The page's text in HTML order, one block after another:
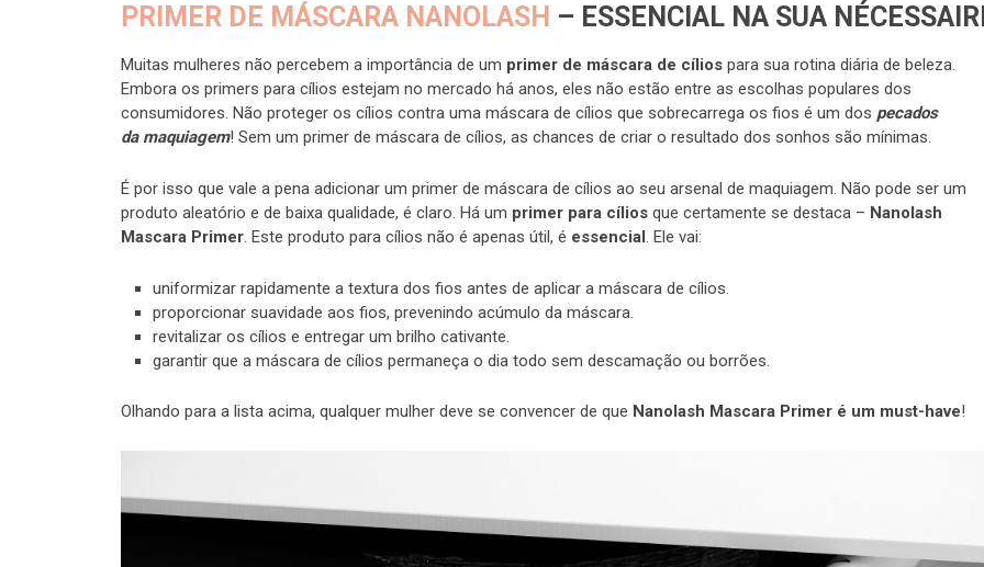
PRIMER DE MÁSCARA NANOLASH – ESSENCIAL NA SUA
Muitas mulheres não percebem a importância de um primer de máscara de cílios para sua rotina diária de beleza.
Embora os primers para cílios estejam no mercado há anos, eles não estão entre as escolhas populares dos
consumidores. Não proteger os cílios contra uma máscara de cílios que sobrecarrega os fios é um dos pecados
da maquiagem! Sem um primer de máscara de cílios, as chances de criar o resultado dos sonhos são mínimas.
É por isso que vale a pena adicionar um primer de máscara de cílios ao seu arsenal de maquiagem. Não pode ser um
produto aleatório e de baixa qualidade, é claro. Há um primer para cílios que certamente se destaca – Nanolash
Mascara Primer. Este produto para cílios não é apenas útil, é essencial . Ele vai:
uniformizar rapidamente a textura dos fios antes de aplicar a máscara de cílios.
proporcionar suavidade aos fios, prevenindo acúmulo da máscara.
revitalizar os cílios e entregar um brilho cativante.
garantir que a máscara de cílios permaneça o dia todo sem descamação ou borrões.
Olhando para a lista acima, qualquer mulher deve se convencer de que Nanolash Mascara Primer é um must-have!